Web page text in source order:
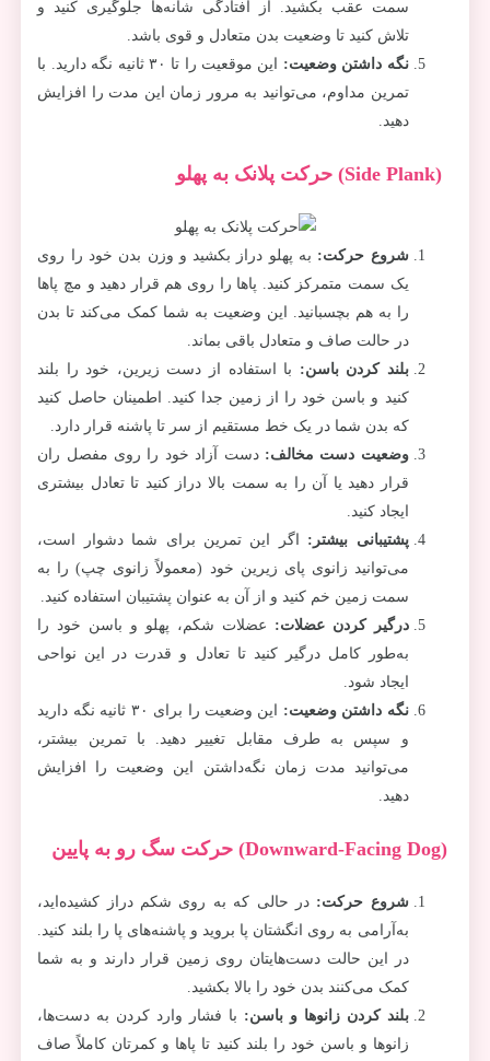
سمت عقب بکشید. از افتادگی شانه‌ها جلوگیری کنید و
تلاش کنید تا وضعیت بدن متعادل و قوی باشد.
نگه داشتن وضعیت:
این موقعیت را تا ۳۰ ثانیه نگه دارید. با
تمرین مداوم، می‌توانید به مرور زمان این مدت را افزایش
دهید.
(Side Plank) حرکت پلانک به پهلو
شروع حرکت: به پهلو دراز بکشید و وزن بدن خود را روی
یک سمت متمرکز کنید. پاها را روی هم قرار دهید و مچ پاها
را به هم بچسبانید. این وضعیت به شما کمک می‌کند تا بدن
در حالت صاف و متعادل باقی بماند.
بلند کردن باسن: با استفاده از دست زیرین، خود را بلند
کنید و باسن خود را از زمین جدا کنید. اطمینان حاصل کنید
که بدن شما در یک خط مستقیم از سر تا پاشنه قرار دارد.
وضعیت دست مخالف:دست آزاد خود را روی مفصل ران
قرار دهید یا آن را به سمت بالا دراز کنید تا تعادل بیشتری
ایجاد کنید.
پشتیبانی بیشتر :
اگر این تمرین برای شما دشوار است،
می‌توانید زانوی پای زیرین خود (معمولاً زانوی چپ) را به
سمت زمین خم کنید و از آن به عنوان پشتیبان استفاده کنید.
درگیر کردن عضلات: عضلات شکم، پهلو و باسن خود را
به‌طور کامل درگیر کنید تا تعادل و قدرت در این نواحی
ایجاد شود.
نگه داشتن وضعیت:
این وضعیت را برای ۳۰ ثانیه نگه دارید
و سپس به طرف مقابل تغییر دهید. با تمرین بیشتر،
می‌توانید مدت زمان نگه‌داشتن این وضعیت را افزایش
دهید.
(Downward-Facing Dog) حرکت سگ رو به پایین
شروع حرکت:در حالی که به روی شکم دراز کشیده‌اید،
به‌آرامی به روی انگشتان پا بروید و پاشنه‌های پا را بلند کنید.
در این حالت دست‌هایتان روی زمین قرار دارند و به شما
کمک می‌کنند بدن خود را بالا بکشید.
بلند کردن زانوها و باسن: با فشار وارد کردن به دست‌ها،
زانوها و باسن خود را بلند کنید تا پاها و کمرتان کاملاً صاف